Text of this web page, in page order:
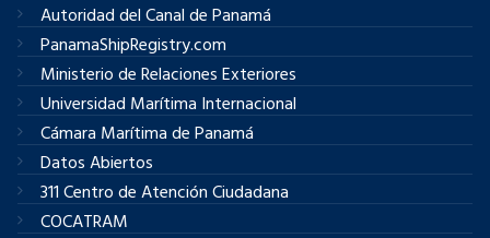
Autoridad del Canal de Panamá
PanamaShipRegistry.com
Ministerio de Relaciones Exteriores
Universidad Marítima Internacional
Cámara Marítima de Panamá
Datos Abiertos
311 Centro de Atención Ciudadana
COCATRAM